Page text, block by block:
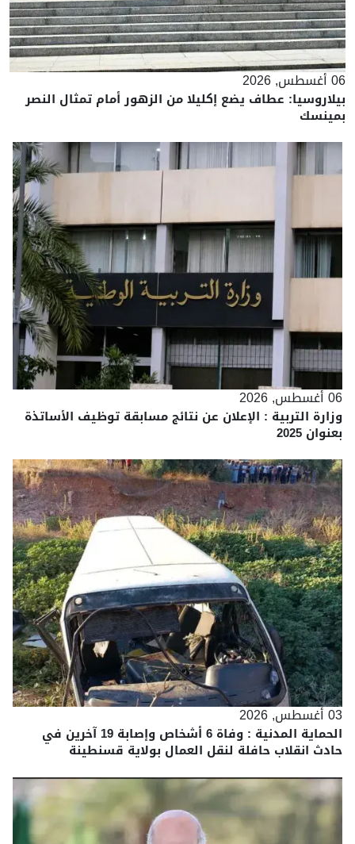
06 أغسطس, 2026
بيلاروسيا: عطاف يضع إكليلا من الزهور أمام تمثال النصر
بمينسك
06 أغسطس, 2026
وزارة التربية : الإعلان عن نتائج مسابقة توظيف الأساتذة
بعنوان 2025
03 أغسطس, 2026
الحماية المدنية : وفاة 6 أشخاص وإصابة 19 آخرين في
حادث انقلاب حافلة لنقل العمال بولاية قسنطينة